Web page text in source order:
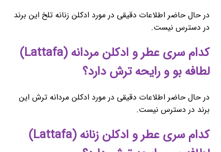
در حال حاضر اطلاعات دقیقی در مورد ادکلن زنانه تلخ این برند
در دسترس نیست.
کدام سری عطر و ادکلن مردانه (Lattafa)
لطافه بو و رایحه ترش دارد؟
در حال حاضر اطلاعات دقیقی در مورد ادکلن مردانه ترش این
برند در دسترس نیست.
کدام سری عطر و ادکلن زنانه (Lattafa)